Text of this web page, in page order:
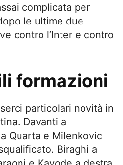
complicata per
le ultime due
contro l’Inter e contro
formazioni
particolari novità in
Davanti a
Quarta e Milenkovic
Biraghi a